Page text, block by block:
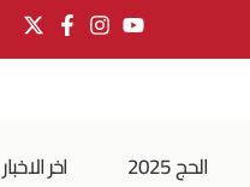
الحج 2025 اخر الاخبار